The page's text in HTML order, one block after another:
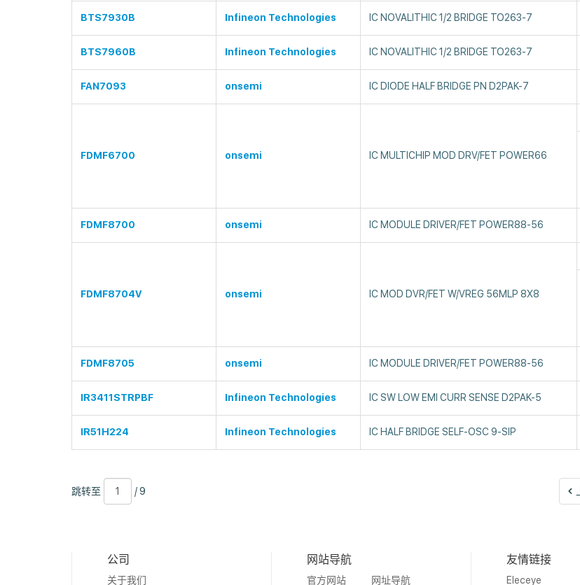
BTS7930B Infineon Technologies IC NOVALITHIC 1/2 BRIDGE TO263-7
BTS7960B Infineon Technologies IC NOVALITHIC 1/2 BRIDGE TO263-7
FAN7093 onsemi IC DIODE HALF BRIDGE PN D2PAK-7
FDMF6700 onsemi IC MULTICHIP MOD DRV/FET POWER66
FDMF8700 onsemi IC MODULE DRIVER/FET POWER88-56
FDMF8704V onsemi IC MOD DVR/FET W/VREG 56MLP 8X8
FDMF8705 onsemi IC MODULE DRIVER/FET POWER88-56
IR3411STRPBF Infineon Technologies IC SW LOW EMI CURR SENSE D2PAK-5
IR51H224 Infineon Technologies IC HALF BRIDGE SELF-OSC 9-SIP
跳
转
跳转至
9
/ 9
公司
关于我们
网站导航
官方网站 网址导航
友情链接
Eleceye